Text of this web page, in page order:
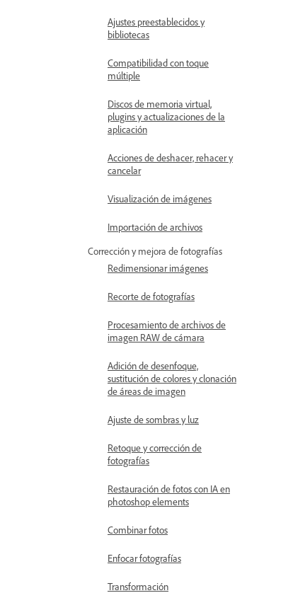
Ajustes preestablecidos y
bibliotecas
Compatibilidad con toque
múltiple
Discos de memoria virtual,
plugins y actualizaciones de la
aplicación
Acciones de deshacer, rehacer y
cancelar
Visualización de imágenes
Importación de archivos
Corrección y mejora de fotografías
Redimensionar imágenes
Recorte de fotografías
Procesamiento de archivos de
imagen RAW de cámara
Adición de desenfoque,
sustitución de colores y clonación
de áreas de imagen
Ajuste de sombras y luz
Retoque y corrección de
fotografías
Restauración de fotos con IA en
photoshop elements
Combinar fotos
Enfocar fotografías
Transformación